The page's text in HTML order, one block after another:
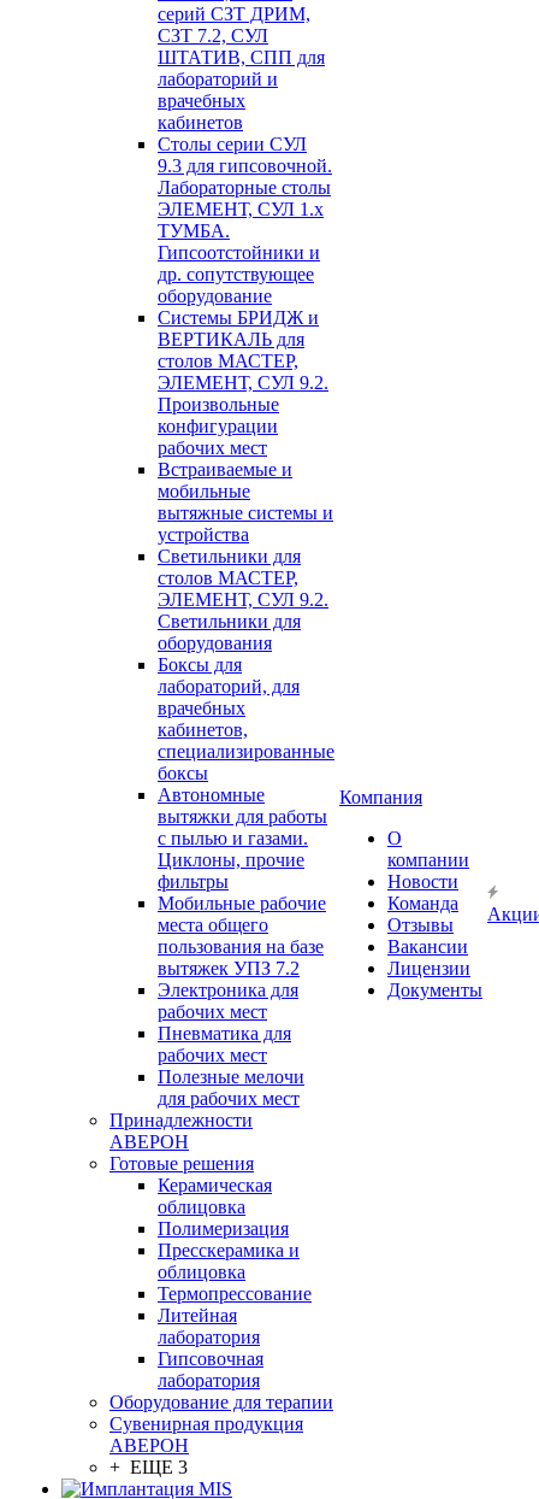
серий СЗТ ДРИМ,
СЗТ 7.2, СУЛ
ШТАТИВ, СПП для
лабораторий и
врачебных
кабинетов
Столы серии СУЛ
9.3 для гипсовочной.
Лабораторные столы
ЭЛЕМЕНТ, СУЛ 1.х
ТУМБА.
Гипсоотстойники и
др. сопутствующее
оборудование
Системы БРИДЖ и
ВЕРТИКАЛЬ для
столов МАСТЕР,
ЭЛЕМЕНТ, СУЛ 9.2.
Произвольные
конфигурации
рабочих мест
Встраиваемые и
мобильные
вытяжные системы и
устройства
Светильники для
столов МАСТЕР,
ЭЛЕМЕНТ, СУЛ 9.2.
Светильники для
оборудования
Боксы для
лабораторий, для
врачебных
кабинетов,
специализированные
боксы
Автономные
вытяжки для работы
с пылью и газами.
Циклоны, прочие
фильтры
Мобильные рабочие
места общего
пользования на базе
вытяжек УПЗ 7.2
Электроника для
рабочих мест
Пневматика для
рабочих мест
Полезные мелочи
для рабочих мест
Принадлежности
АВЕРОН
Готовые решения
Керамическая
облицовка
Полимеризация
Пресскерамика и
облицовка
Термопрессование
Литейная
лаборатория
Гипсовочная
лаборатория
Оборудование для терапии
Сувенирная продукция
АВЕРОН
+ ЕЩЕ 3
Компания
О
компании
Новости
Команда
Отзывы
Вакансии
Лицензии
Документы